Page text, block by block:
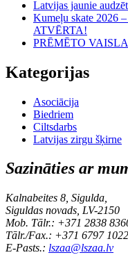
Latvijas jaunie
Kumeļu skate 2026
ATVĒRTA!
PRĒMĒTO
Kategorijas
Asociācija
Biedriem
Ciltsdarbs
Latvijas zirgu šķirne
Sazināties ar
Kalnabeites 8, Sigulda,
Siguldas novads, LV-2150
Mob. Tālr.: +371 2838
Tālr./Fax.: +371 6797 1022
E-Pasts.: lszaa@lszaa.lv